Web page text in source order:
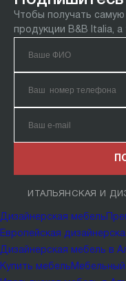
Чтобы получать
продукции B&B Italia,
ИТАЛЬЯНСКАЯ И
Дизайнерская мебель
Европейская
Дизайнерская мебель в
Купить мебель Мебельный